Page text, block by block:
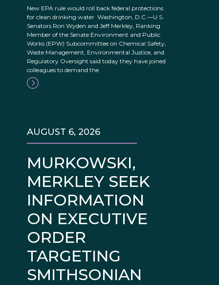
New EPA rule would roll back federal protections
for clean drinking water Washington, D.C.—U.S.
Senators Ron Wyden and Jeff Merkley, Ranking
Member of the Senate Environment and Public
Works (EPW) Subcommittee on Chemical Safety,
Waste Management, Environmental Justice, and
Regulatory Oversight said today they have joined
colleagues to demand the
MURKOWSKI,
MERKLEY SEEK
INFORMATION
ON EXECUTIVE
ORDER
TARGETING
SMITHSONIAN
AUGUST 6, 2026